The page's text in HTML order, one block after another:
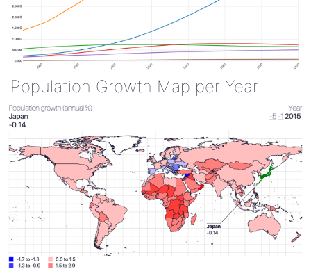
Population Growth Map per Year